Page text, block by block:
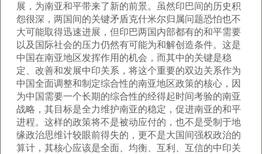
展，为南亚和平带来了新的前景。虽然印巴间的历史积
怨很深，两国间的关键矛盾克什米尔归属问题恐怕也不
大可能取得迅速进展，但印巴两国内部都有的和平需要
以及国际社会的压力仍然有可能为和解创造条件。这是
中国在南亚地区发挥作用的机会，而其中的关键是稳
定、改善和发展中印关系，将这个重要的双边关系作为
中国全面调整和制定综合性的南亚地区政策的核心，因
为中国需要一个长期的综合性的经得起时间考验的南亚
战略，其目标是全力维护南亚的稳定，促进南亚的和平
进程。这样的政策将不是被动应付的，也不是受制于地
缘政治思维计较眼前得失的，更不是大国间强权政治的
算计，其核心应该是全面、均衡、互利、互信的中印关